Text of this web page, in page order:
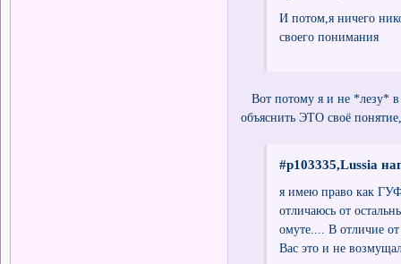
И потом,я ничего
своего понимания
Вот потому я и не *лезу* в
объяснить ЭТО своё
#p103335,Lussia
я имею право как
отличаюсь от
омуте.... В отличие
Вас это и не